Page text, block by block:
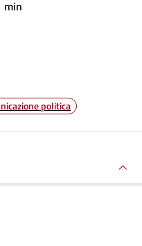
min
politica